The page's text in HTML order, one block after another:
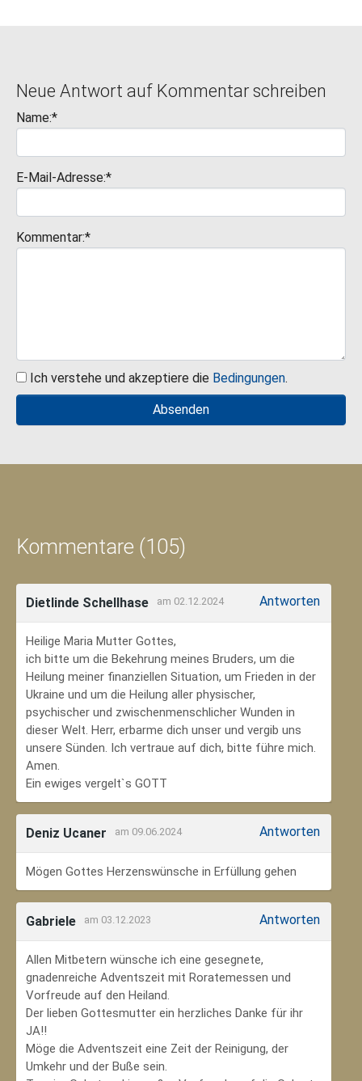
Neue Antwort auf Kommentar schreiben
Name:*
E-Mail-Adresse:*
Kommentar:*
Ich verstehe und akzeptiere die Bedingungen.
Kommentare (105)
Dietlinde Schellhase am 02.12.2024 Antworten
Heilige Maria Mutter Gottes,
ich bitte um die Bekehrung meines Bruders, um die
Heilung meiner finanziellen Situation, um Frieden in der
Ukraine und um die Heilung aller physischer,
psychischer und zwischenmenschlicher Wunden in
dieser Welt. Herr, erbarme dich unser und vergib uns
unsere Sünden. Ich vertraue auf dich, bitte führe mich.
Amen.
Ein ewiges vergelt`s GOTT
Deniz Ucaner am 09.06.2024 Antworten
Mögen Gottes Herzenswünsche in Erfüllung gehen
Gabriele am 03.12.2023 Antworten
Allen Mitbetern wünsche ich eine gesegnete,
gnadenreiche Adventszeit mit Roratemessen und
Vorfreude auf den Heiland.
Der lieben Gottesmutter ein herzliches Danke für ihr
JA!!
Möge die Adventszeit eine Zeit der Reinigung, der
Umkehr und der Buße sein.